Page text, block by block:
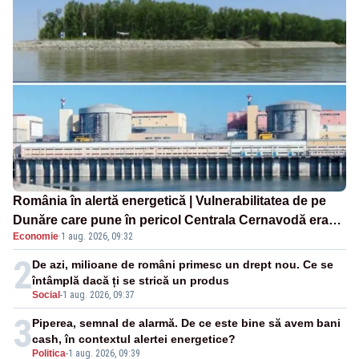
România în alertă energetică | Vulnerabilitatea de pe
Dunăre care pune în pericol Centrala Cernavodă era
cunoscută de pe vremea lui Ceaușescu
Economie·1 aug. 2026, 09:32
2Social -1 aug. 2026, 09:37
De azi, milioane de români primesc un drept nou. Ce se
întâmplă dacă ți se strică un produs
3 Politica-1 aug. 2026, 09:39
Piperea, semnal de alarmă. De ce este bine să avem bani
cash, în contextul alertei energetice?